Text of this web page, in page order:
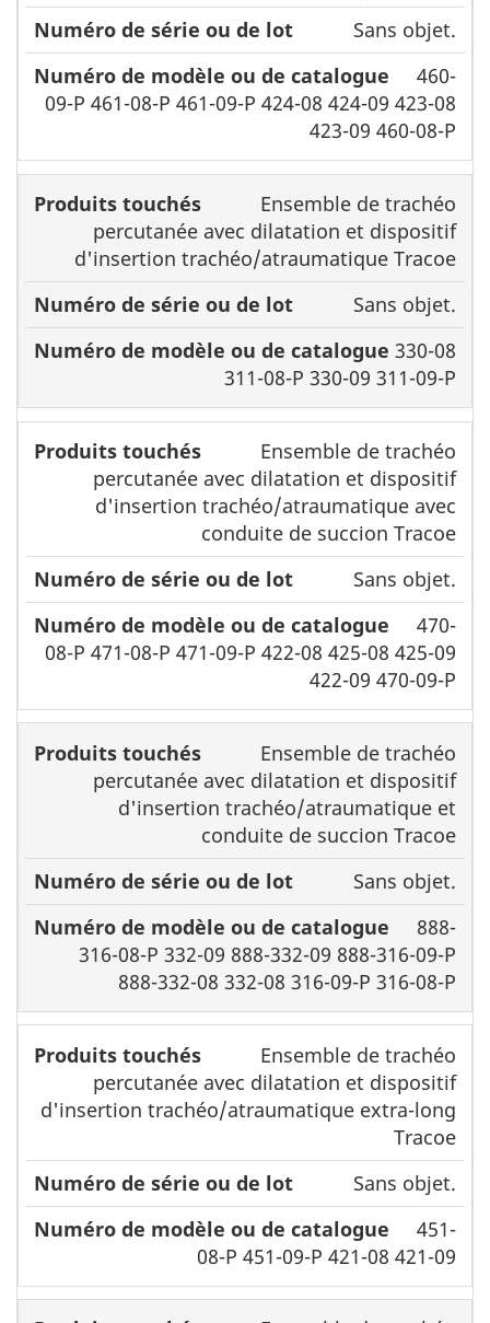
Sans objet.
460-
09-P 461-08-P 461-09-P 424-08 424-09 423-08
423-09 460-08-P
Ensemble de trachéo
percutanée avec dilatation et dispositif
d'insertion trachéo/atraumatique Tracoe
Sans objet.
330-08
311-08-P 330-09 311-09-P
Ensemble de trachéo
percutanée avec dilatation et dispositif
d'insertion trachéo/atraumatique avec
conduite de succion Tracoe
Sans objet.
470-
08-P 471-08-P 471-09-P 422-08 425-08 425-09
422-09 470-09-P
Ensemble de trachéo
percutanée avec dilatation et dispositif
d'insertion trachéo/atraumatique et
conduite de succion Tracoe
Sans objet.
888-
316-08-P 332-09 888-332-09 888-316-09-P
888-332-08 332-08 316-09-P 316-08-P
Ensemble de trachéo
percutanée avec dilatation et dispositif
d'insertion trachéo/atraumatique extra-long
Tracoe
Sans objet.
451-
08-P 451-09-P 421-08 421-09